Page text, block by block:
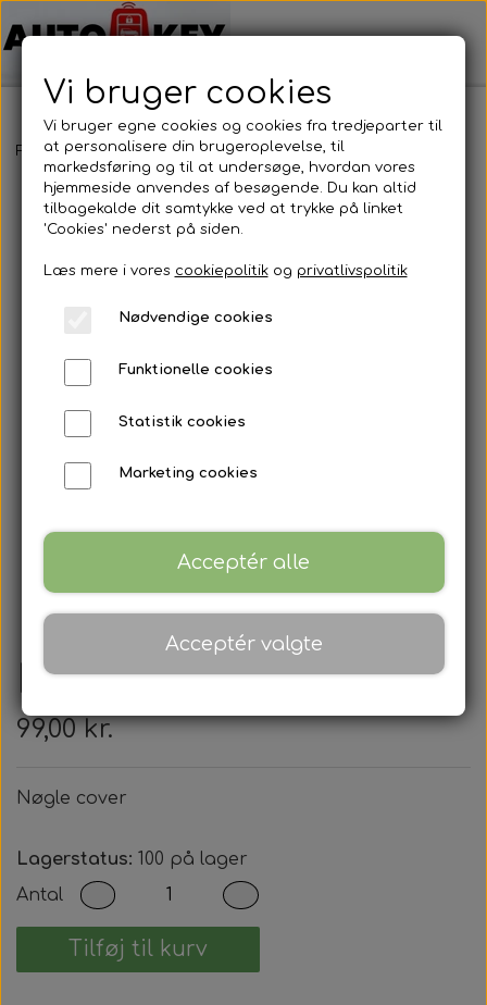
Forside Bilnøgler Jeep Nøgle cover Nøgle cover
Nøgle cover
99,00 kr.
Nøgle cover
Lagerstatus: 100 på lager
Antal
Tilføj til kurv
Vi bruger cookies
Vi bruger egne cookies og cookies fra tredjeparter til
at personalisere din brugeroplevelse, til
markedsføring og til at undersøge, hvordan vores
hjemmeside anvendes af besøgende. Du kan altid
tilbagekalde dit samtykke ved at trykke på linket
'Cookies' nederst på siden.
Læs mere i vores cookiepolitikog privatlivspolitik
Nødvendige cookies
Funktionelle cookies
Statistik cookies
Marketing cookies
Acceptér alle
Acceptér valgte